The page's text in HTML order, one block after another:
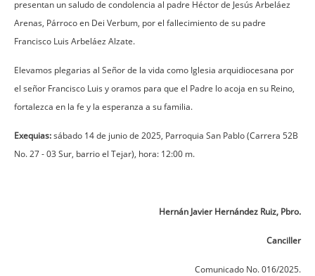
presentan un saludo de condolencia al padre Héctor de Jesús Arbeláez
Arenas, Párroco en Dei Verbum, por el fallecimiento de su padre
Francisco Luis Arbeláez Alzate.
Elevamos plegarias al Señor de la vida como Iglesia arquidiocesana por
el señor Francisco Luis y oramos para que el Padre lo acoja en su Reino,
fortalezca en la fe y la esperanza a su familia.
Exequias:sábado 14 de junio de 2025, Parroquia San Pablo (Carrera 52B
No. 27 - 03 Sur, barrio el Tejar), hora: 12:00 m.
Hernán Javier Hernández Ruiz, Pbro.
Canciller
Comunicado No. 016/2025.